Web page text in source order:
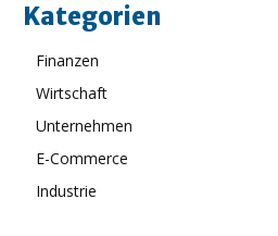
Kategorien
Finanzen
Wirtschaft
Unternehmen
E-Commerce
Industrie